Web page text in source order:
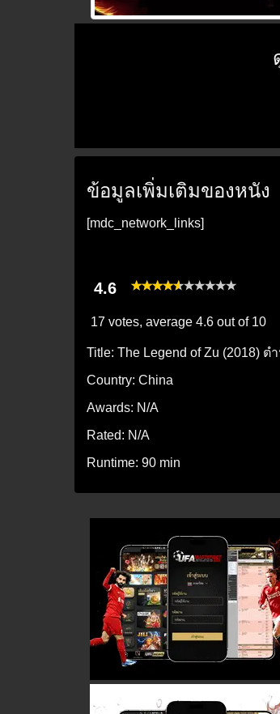
ข้อมูลเพิ่มเติมของหนัง
[mdc_network_links]
4.6
17 votes, average 4.6 out of 10
Title: The Legend of Zu (2018)
Country: China
Awards: N/A
Rated: N/A
Runtime: 90 min